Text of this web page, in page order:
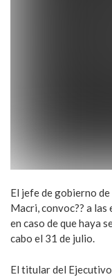
El jefe de gobierno
Macri, convoc?? a las
en caso de que haya
cabo el 31 de julio.
El titular del